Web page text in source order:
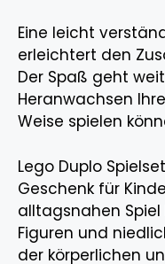
Eine leicht
erleichtert den
Der Spaß geht
Heranwachsen
Weise spielen
Lego Duplo
Geschenk für
alltagsnahen
Figuren und
der körperlichen